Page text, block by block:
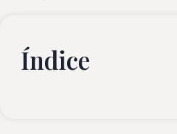
Índice